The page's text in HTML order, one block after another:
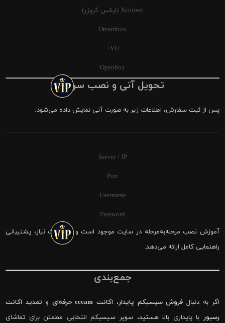
Xcruiser (ایکس کروزر)
Dreambox
VU+
Openbox
تحویل آنی و نصب سریع
پس از ثبت سفارش، اطلاعات زیر به صورت آنی نمایش داده می‌شود:
Server / IP
Port
Username
Password
آموزش نصب مرحله‌به‌مرحله در سایت موجود است و در صورت نیاز، پشتیبانی
راهنمایی کامل ارائه می‌دهد.
جمع‌بندی
اگر به دنبال فروش سیسیکم پایدار، اکانت cccam حرفه‌ای و تمدید اکانت
رسیور با پایداری بالا هستید، سوپر سیسیکم انتخابی مطمئن برای تماشای